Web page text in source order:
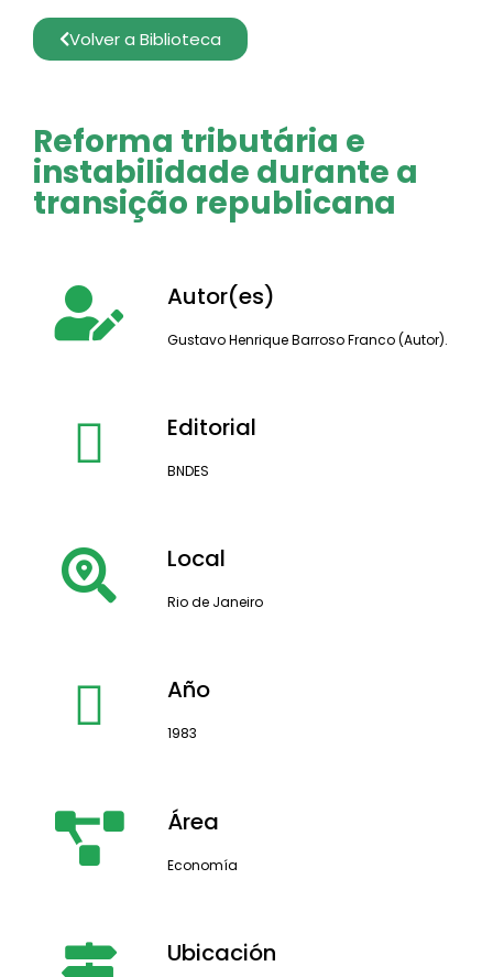
Volver a Biblioteca
Reforma tributária e
instabilidade durante a
transição republicana
Autor(es)
Gustavo Henrique Barroso Franco (Autor).
Editorial
BNDES
Local
Rio de Janeiro
Año
1983
Área
Economía
Ubicación